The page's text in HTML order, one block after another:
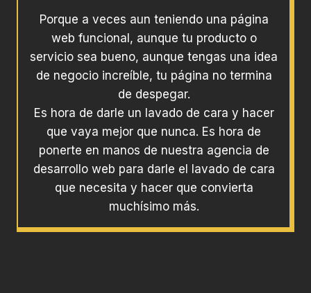
Porque a veces aun teniendo una página
web funcional, aunque tu producto o
servicio sea bueno, aunque tengas una idea
de negocio increíble, tu página no termina
de despegar.
Es hora de darle un lavado de cara y hacer
que vaya mejor que nunca. Es hora de
ponerte en manos de nuestra agencia de
desarrollo web para darle el lavado de cara
que necesita y hacer que convierta
muchísimo más.